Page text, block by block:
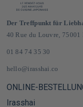
Der Treffpunkt für
40 Rue du Louvre, 75001
01 84 74 35 30
hello@irasshai.co
ONLINE-
Hilfezentrum & FAQ
Irasshai